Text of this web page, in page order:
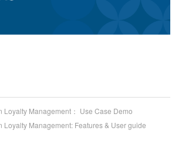
Loyalty Management： Use Case Demo
Loyalty Management: Features & User guide